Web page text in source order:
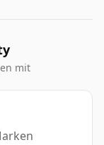
mit